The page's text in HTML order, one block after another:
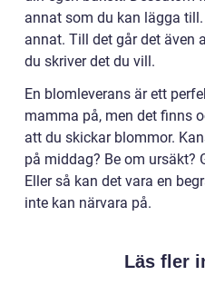
annat som du kan lägga
annat. Till det går det även
du skriver det du vill.
En blomleverans är ett
mamma på, men det finns
att du skickar blommor.
på middag? Be om ursäkt?
Eller så kan det vara en
inte kan närvara på.
Läs fler